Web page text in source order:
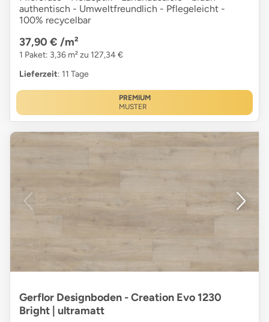
authentisch - Umweltfreundlich - Pflegeleicht -
100% recycelbar
37,90 € /m²
1 Paket: 3,36 m² zu 127,34 €
Lieferzeit: 11 Tage
PREMIUM
MUSTER
Gerflor Designboden - Creation Evo 1230
Bright | ultramatt